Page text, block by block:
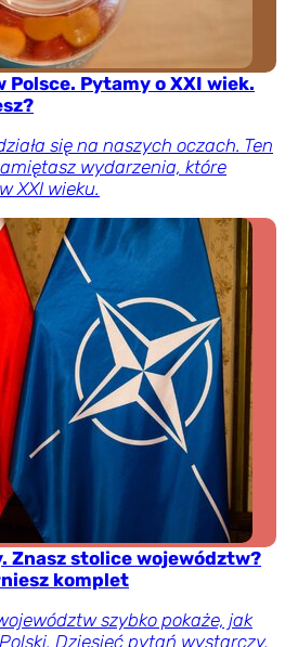
Polsce. Pytamy o XXI wiek.
się na naszych oczach. Ten
wydarzenia, które
XXI wieku.
Znasz stolice województw?
komplet
szybko pokaże, jak
Dziesięć pytań wystarczy,